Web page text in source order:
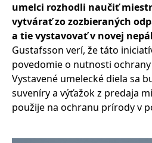
umelci rozhodli naučiť
vytvárať zo zozbieraných
a tie vystavovať v novej
Gustafsson verí, že táto
povedomie o nutnosti
Vystavené umelecké diela sa
suveníry a výťažok z predaja
použije na ochranu prírody v